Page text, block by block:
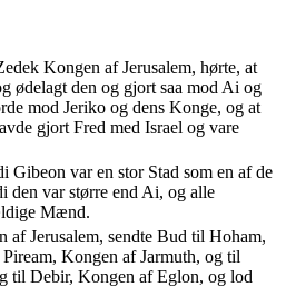
Kongen af Jerusalem, hørte, at
ødelagt den og gjort saa mod Ai og
mod Jeriko og dens Konge, og at
gjort Fred med Israel og vare
Gibeon var en stor Stad som en af de
den var større end Ai, og alle
Mænd.
Jerusalem, sendte Bud til Hoham,
Kongen af Jarmuth, og til
til Debir, Kongen af Eglon, og lod